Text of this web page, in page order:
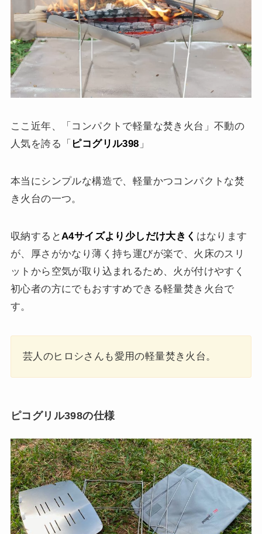
ここ近年、「コンパクトで軽量な焚き火台」不動の
人気を誇る「 ピコグリル398 」
本当にシンプルな構造で、軽量かつコンパクトな焚
き火台の一つ。
収納するとA4サイズより少しだけ大きく はなります
が、厚さがかなり薄く持ち運びが楽で、火床のスリ
ットから空気が取り込まれるため、火が付けやすく
初心者の方にでもおすすめできる軽量焚き火台で
す。
芸人のヒロシさんも愛用の軽量焚き火台。
ピコグリル398の仕様